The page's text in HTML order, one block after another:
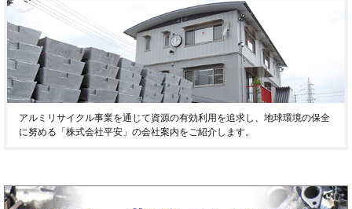
アルミリサイクル事業を通じて資源の有効利用を追求し、地球環境の保全
に努める「株式会社平安」の会社案内をご紹介します。